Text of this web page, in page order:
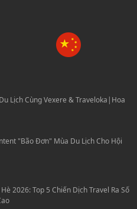
Lịch Cùng Vexere & Traveloka|Hoa
"Bão Đơn" Mùa Du Lịch Cho Hội
2026: Top 5 Chiến Dịch Travel Ra Số